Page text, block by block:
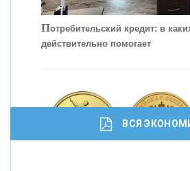
Скорость - один из
кредитовании бизнеса -
Потребительский кредит: в
действительно помогает
ВСЯ